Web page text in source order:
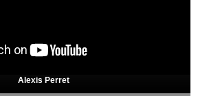
Alexis Perret